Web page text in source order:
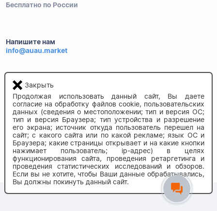
Бесплатно по России
Напишите нам
info@auau.market
236027, г.Калининград
ул.Калязинская 6, оф. 2
© 2020-2026 auau.market
Закрыть
Продолжая использовать данный сайт, Вы даете
согласие на обработку файлов cookie, пользовательских
данных (сведения о местоположении; тип и версия ОС;
тип и версия Браузера; тип устройства и разрешение
его экрана; источник откуда пользователь перешел на
сайт; с какого сайта или по какой рекламе; язык ОС и
Браузера; какие страницы открывает и на какие кнопки
нажимает пользователь; ip-адрес) в целях
функционирования сайта, проведения ретаргетинга и
проведения статистических исследований и обзоров.
Если вы не хотите, чтобы Ваши данные обрабатывались,
Вы должны покинуть данный сайт.